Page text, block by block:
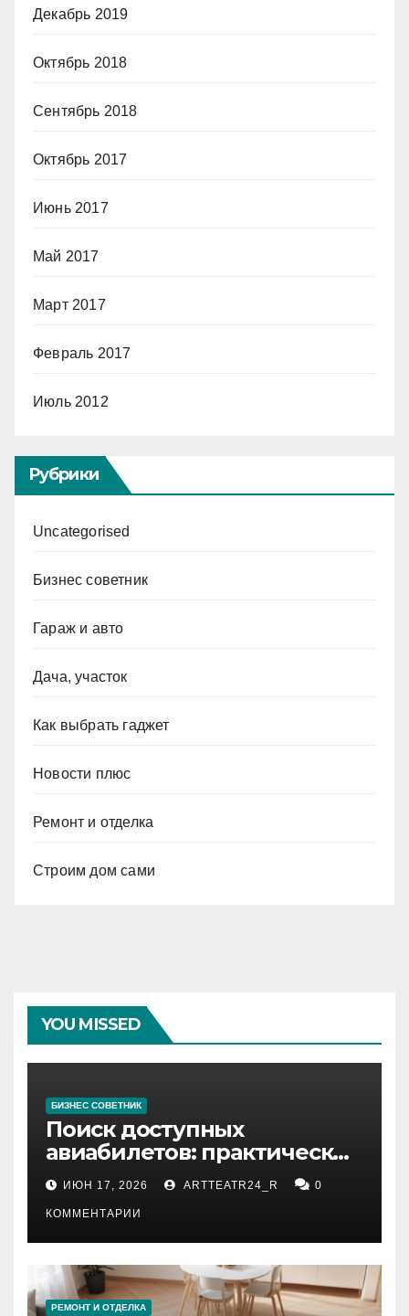
Декабрь 2019
Октябрь 2018
Сентябрь 2018
Октябрь 2017
Июнь 2017
Май 2017
Март 2017
Февраль 2017
Июль 2012
Рубрики
Uncategorised
Бизнес советник
Гараж и авто
Дача, участок
Как выбрать гаджет
Новости плюс
Ремонт и отделка
Строим дом сами
YOU MISSED
БИЗНЕС СОВЕТНИК
Поиск доступных
авиабилетов: практические
рекомендации
ИЮН 17, 2026 ARTTEATR24_R 0
КОММЕНТАРИИ
РЕМОНТ И ОТДЕЛКА